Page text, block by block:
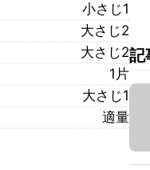
小さじ1
大さじ2
大さじ2
1片
大さじ1
適量
記